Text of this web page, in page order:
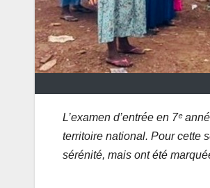
L’examen d’entrée en 7ᵉ
territoire national. Pour cette
sérénité, mais ont été